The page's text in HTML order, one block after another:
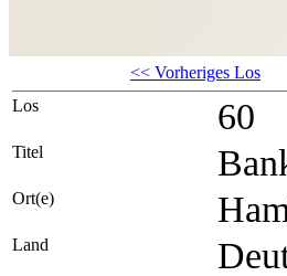
<< Vorheriges Los
Los
60
Titel
Ort(e)
Land